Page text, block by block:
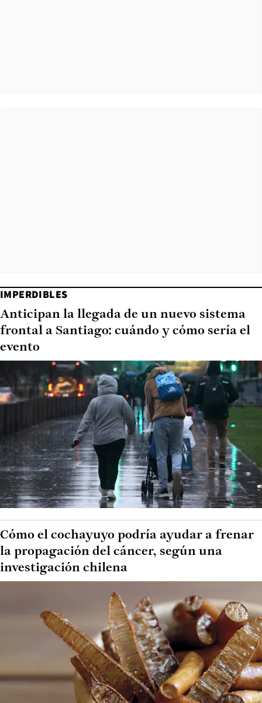
IMPERDIBLES
Anticipan la llegada de un nuevo sistema
frontal a Santiago: cuándo y cómo sería el
evento
Cómo el cochayuyo podría ayudar a frenar
la propagación del cáncer, según una
investigación chilena